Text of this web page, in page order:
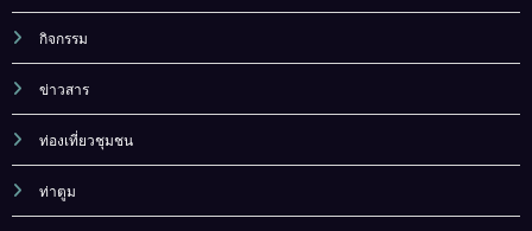
กิจกรรม
ข่าวสาร
ท่องเที่ยวชุมชน
ท่าตูม